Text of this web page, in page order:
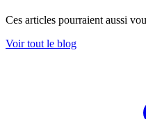
Ces articles pourraient aussi
Voir tout le blog